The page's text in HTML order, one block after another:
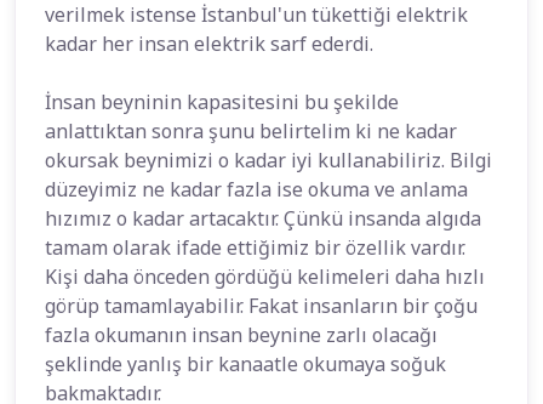
verilmek istense İstanbul'un tükettiği elektrik
kadar her insan elektrik sarf ederdi.
İnsan beyninin kapasitesini bu şekilde
anlattıktan sonra şunu belirtelim ki ne kadar
okursak beynimizi o kadar iyi kullanabiliriz. Bilgi
düzeyimiz ne kadar fazla ise okuma ve anlama
hızımız o kadar artacaktır. Çünkü insanda algıda
tamam olarak ifade ettiğimiz bir özellik vardır.
Kişi daha önceden gördüğü kelimeleri daha hızlı
görüp tamamlayabilir. Fakat insanların bir çoğu
fazla okumanın insan beynine zarlı olacağı
şeklinde yanlış bir kanaatle okumaya soğuk
bakmaktadır.